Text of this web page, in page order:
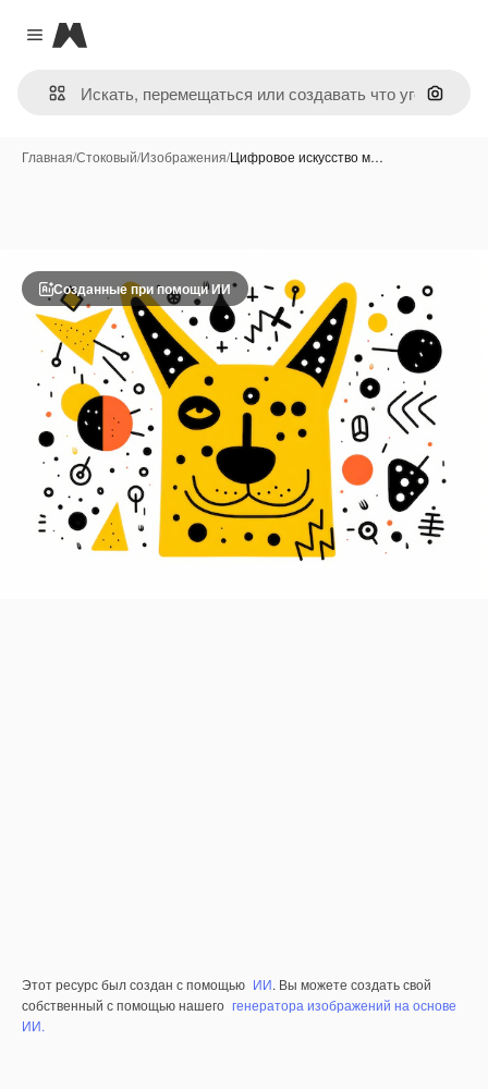
Close menu
Magnific
Поиск
Главная/Стоковый/Изображения/Цифровое искусство м…
Созданные при помощи ИИ
Этот ресурс был создан с помощью ИИ. Вы можете создать свой
собственный с помощью нашего генератора изображений на основе
ИИ.